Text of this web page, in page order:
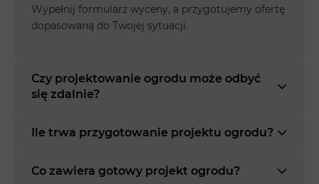
Wypełnij formularz wyceny, a przygotujemy ofertę
dopasowaną do Twojej sytuacji.
Czy projektowanie ogrodu może odbyć
się zdalnie?
Ile trwa przygotowanie projektu ogrodu?
Co zawiera gotowy projekt ogrodu?